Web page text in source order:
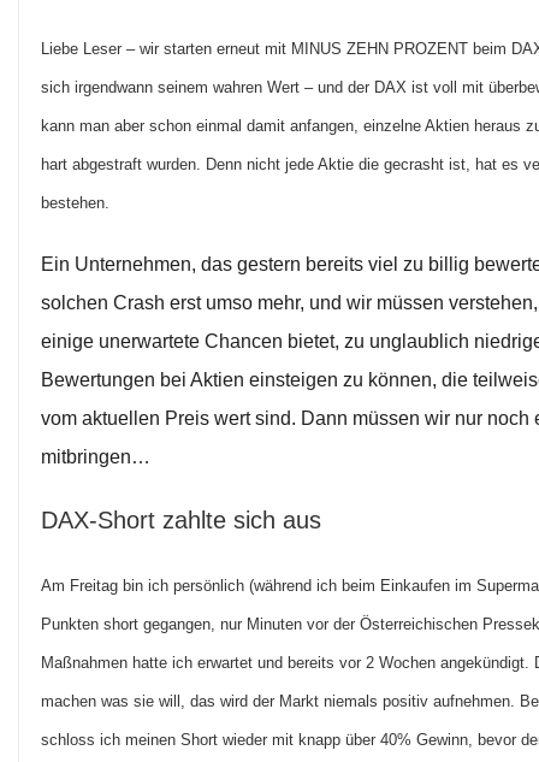
Liebe Leser – wir starten erneut mit MINUS ZEHN PROZENT beim
sich irgendwann seinem wahren Wert – und der DAX ist voll mit
kann man aber schon einmal damit anfangen, einzelne Aktien heraus
hart abgestraft wurden. Denn nicht jede Aktie die gecrasht ist, hat es
bestehen.
Ein Unternehmen, das gestern bereits viel zu billig
solchen Crash erst umso mehr, und wir müssen
einige unerwartete Chancen bietet, zu unglaublich
Bewertungen bei Aktien einsteigen zu können, die
vom aktuellen Preis wert sind. Dann müssen wir nur noch
mitbringen…
DAX-Short zahlte sich aus
Am Freitag bin ich persönlich (während ich beim Einkaufen im
Punkten short gegangen, nur Minuten vor der Österreichischen
Maßnahmen hatte ich erwartet und bereits vor 2 Wochen angekündigt.
machen was sie will, das wird der Markt niemals positiv aufnehmen.
schloss ich meinen Short wieder mit knapp über 40% Gewinn, bevor